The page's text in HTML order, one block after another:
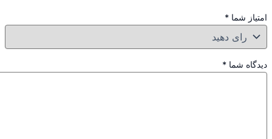
امتیاز شما *
دیدگاه شما *